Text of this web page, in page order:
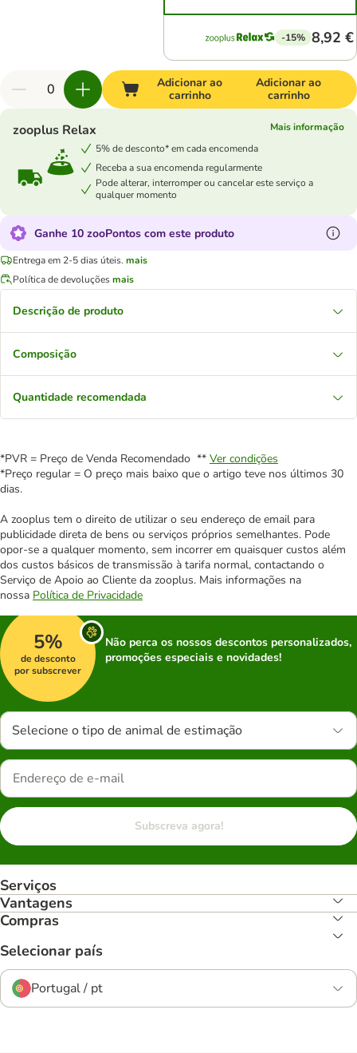
-15% 8,92 €
Adicionar ao
carrinho
Adicionar ao
carrinho
zooplus Relax
Mais informação
5% de desconto* em cada encomenda
Receba a sua encomenda regularmente
Pode alterar, interromper ou cancelar este serviço a
qualquer momento
Ganhe 10 zooPontos com este produto
Entrega em 2-5 dias úteis. mais
Política de devoluçõesmais
Descrição de produto
Composição
Quantidade recomendada
*PVR = Preço de Venda Recomendado ** Ver condições
*Preço regular = O preço mais baixo que o artigo teve nos últimos 30
dias.
A zooplus tem o direito de utilizar o seu endereço de email para
publicidade direta de bens ou serviços próprios semelhantes. Pode
opor-se a qualquer momento, sem incorrer em quaisquer custos além
dos custos básicos de transmissão à tarifa normal, contactando o
Serviço de Apoio ao Cliente da zooplus. Mais informações na
nossa Política de Privacidade
5%
de desconto
por subscrever
Não perca os nossos descontos personalizados,
promoções especiais e novidades!
Selecione o tipo de animal de estimação
Subscreva agora!
Serviços
Vantagens
Compras
Selecionar país
Portugal / pt